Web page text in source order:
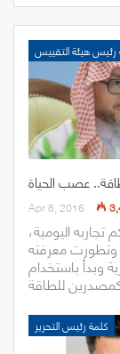
رئيس هيئة التقييس
عصب الحياة
Apr 8, 2016
اليومية،
وتطورت معرفته
وبدأ باستخدام
كلمة رئيس التحرير